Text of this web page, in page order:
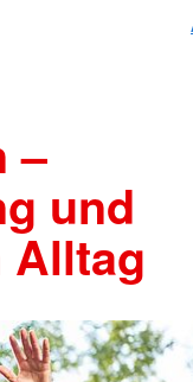
–
und
Alltag